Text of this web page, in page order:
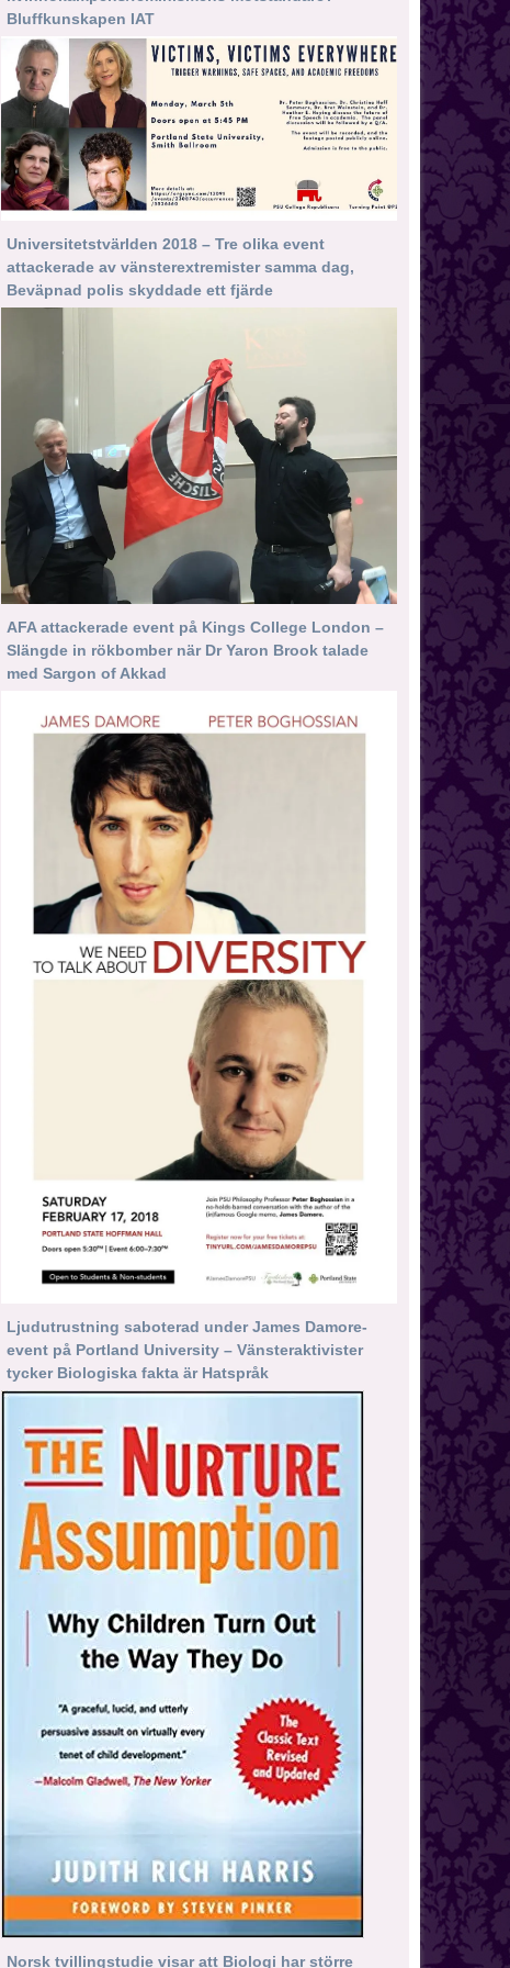
Bluffkunskapen IAT
Universitetstvärlden 2018 – Tre olika event
attackerade av vänsterextremister samma dag,
Beväpnad polis skyddade ett fjärde
AFA attackerade event på Kings College London –
Slängde in rökbomber när Dr Yaron Brook talade
med Sargon of Akkad
Ljudutrustning saboterad under James Damore-
event på Portland University – Vänsteraktivister
tycker Biologiska fakta är Hatspråk
Norsk tvillingstudie visar att Biologi har större